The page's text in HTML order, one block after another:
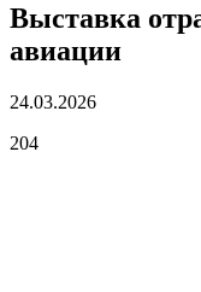
Выставка
авиации
24.03.2026
204